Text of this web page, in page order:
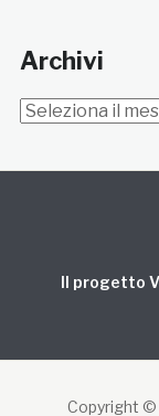
Archivi
Archivi
Il progetto
Copyright